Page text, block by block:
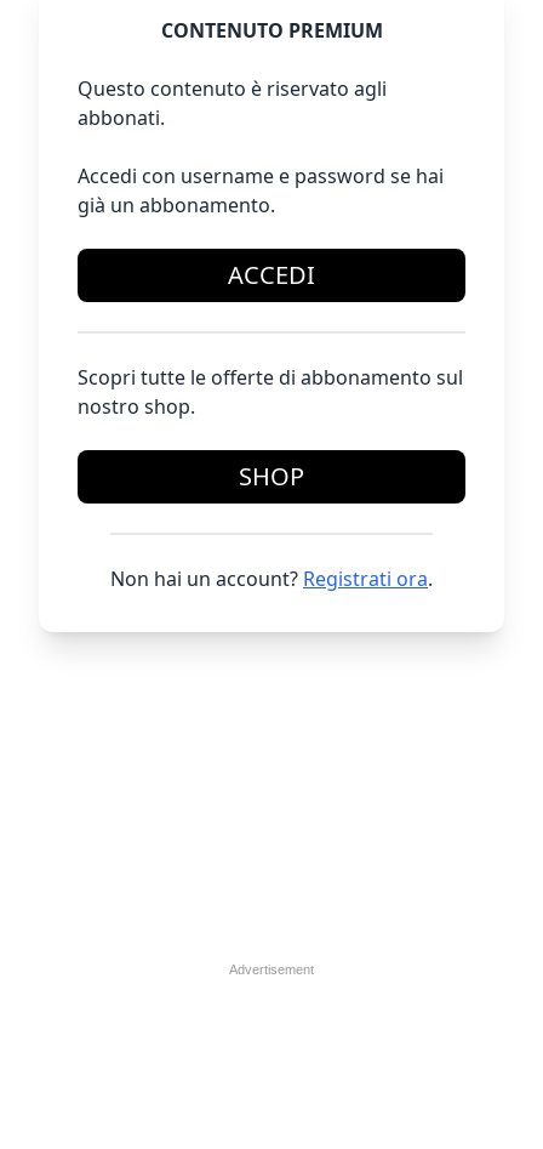
CONTENUTO PREMIUM
Questo contenuto è riservato agli
abbonati.
Accedi con username e password se hai
già un abbonamento.
ACCEDI
Scopri tutte le offerte di abbonamento sul
nostro shop.
SHOP
Non hai un account? Registrati ora.